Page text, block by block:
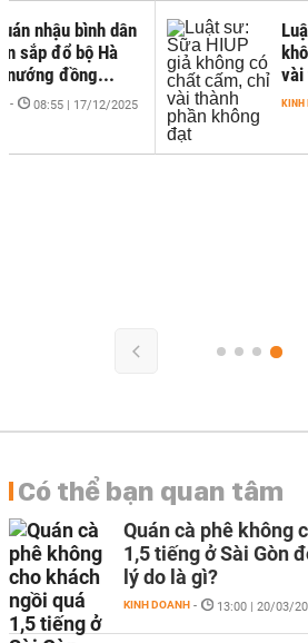
vài
KINH
nhậu bình dân
sắp đổ bộ Hà
nướng đồng...
- 08:55 | 17/12/2025
Có thể bạn quan tâm
Quán cà phê không
1,5 tiếng ở Sài Gòn
lý do là gì?
KINH DOANH - 13:00 | 20/03/